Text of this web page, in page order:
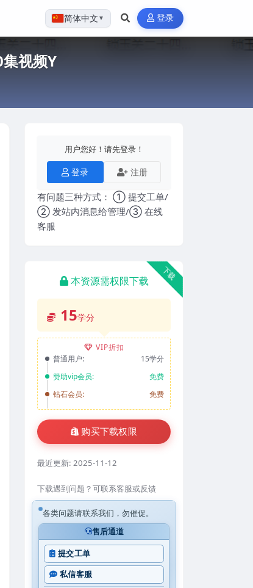
简体中文 ▼ 登录
视频Y
用户您好！请先登录！
登录 注册
有问题三种方式： ① 提交工单/
② 发站内消息给管理/③ 在线
客服
下载
本资源需权限下载
15学分
VIP折扣
普通用户:
15学分
赞助vip会员:
免费
钻石会员:
免费
购买下载权限
最近更新: 2025-11-12
下载遇到问题？可联系客服或反馈
各类问题请联系我们，勿催促。
售后通道
提交工单
私信客服